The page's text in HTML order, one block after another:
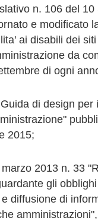
n. 106 del 10
e modificato
ai disabili dei
da
di ogni
di design per
2015;
2013 n. 33
gli
diffusione di
amministrazioni",